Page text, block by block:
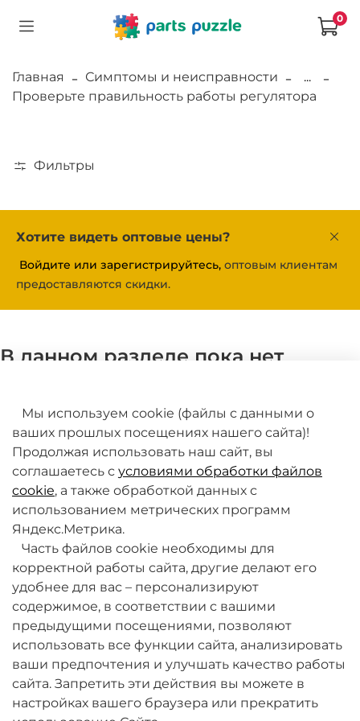
0
Главная Симптомы и неисправности
...
Проверьте правильность работы регулятора
Фильтры
Хотите видеть оптовые цены?
Войдите или зарегистрируйтесь, оптовым клиентам
предоставляются скидки.
В данном разделе пока нет
О компании
Товары и услуги
+7 (495) 789-38-95
09:00 - 18:00 (будни, по МСК)
Мы используем cookie (файлы с данными о
ваших прошлых посещениях нашего сайта)!
Продолжая использовать наш сайт, вы
соглашаетесь с условиями обработки файлов
cookie, а также обработкой данных с
использованием метрических программ
Яндекс.Метрика.
Часть файлов cookie необходимы для
корректной работы сайта, другие делают его
удобнее для вас – персонализируют
содержимое, в соответствии с вашими
предыдущими посещениями, позволяют
использовать все функции сайта, анализировать
ваши предпочтения и улучшать качество работы
сайта. Запретить эти действия вы можете в
настройках вашего браузера или прекратить